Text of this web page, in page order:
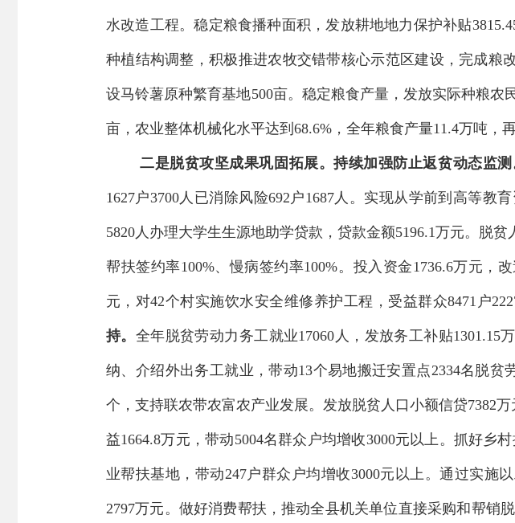
水改造工程。稳定粮食播种面积，发放耕地地力保护补贴
种植结构调整，积极推进农牧交错带核心示范区建设，完成粮
设马铃薯原种繁育基地500亩。 稳定粮食产量，发放实际种粮农
亩 ，农业整体机械化水平达到 68.6% ，全年粮食产量11.4万吨，
二是脱贫攻坚成果巩固拓展。持续加强防止返贫动态监测
1627户3700人已消除风险692 户1687人。 实现从学前到高等教
5820人办理大学生生源地助学贷款，贷款金额5196.1万元。 脱贫
帮扶签约率100%、慢病签约率100%。投入资金1736.6万元，
元，对42个村实施饮水安全维修养护工程，受益群众8471 户
持。 全年脱贫劳动力务工就业17060 人，发放务工补贴1301.15
纳、介绍外出务工就业，带动13个易地搬迁安置点2334名脱贫
个，支持联农带农富农产业发展。发放脱贫人口小额信贷7382万
益1664.8万元，带动5004名群众户均增收3000元以上。抓好乡
业帮扶基地， 带动247户群众户均增收3000元以上。通过实施
2797万元。 做好消费帮扶，推动全县机关单位直接采购和帮销